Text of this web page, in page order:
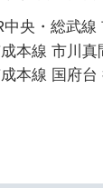
中央・総武線
本線 市川真
本線 国府台